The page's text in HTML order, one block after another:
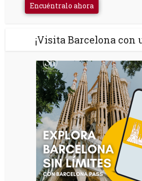
Encuéntralo ahora
¡Visita Barcelona con